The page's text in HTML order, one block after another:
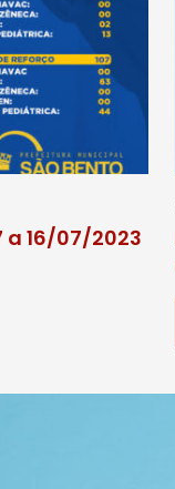
16/07/2023